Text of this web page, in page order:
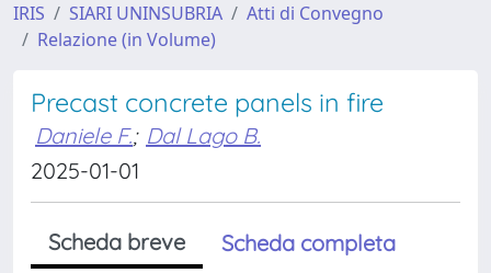
IRIS SIARI UNINSUBRIA
Atti di Convegno
Relazione (in Volume)
Precast concrete panels in fire
Daniele F.; Dal Lago B.
2025-01-01
Scheda breve
Scheda completa